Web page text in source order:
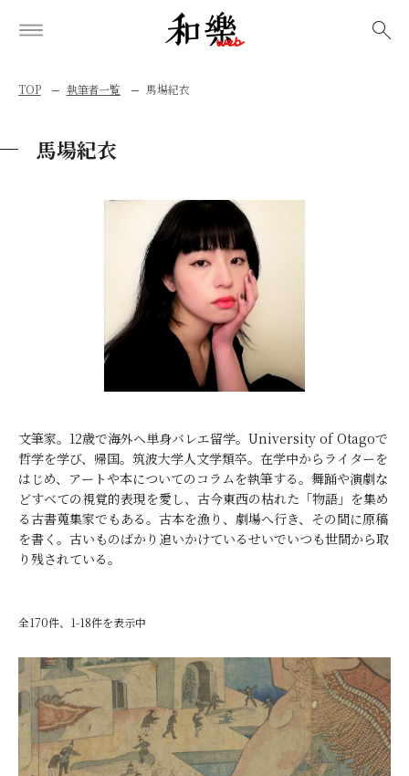
TOP 執筆者一覧 馬場紀衣
馬場紀衣
文筆家。12歳で海外へ単身バレエ留学。University of Otagoで
哲学を学び、帰国。筑波大学人文学類卒。在学中からライターを
はじめ、アートや本についてのコラムを執筆する。舞踊や演劇な
どすべての視覚的表現を愛し、古今東西の枯れた「物語」を集め
る古書蒐集家でもある。古本を漁り、劇場へ行き、その間に原稿
を書く。古いものばかり追いかけているせいでいつも世間から取
り残されている。
全170件、1-18件を表示中